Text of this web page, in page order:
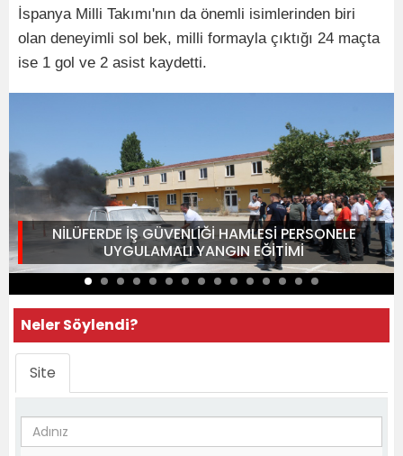
İspanya Milli Takımı'nın da önemli isimlerinden biri
olan deneyimli sol bek, milli formayla çıktığı 24 maçta
ise 1 gol ve 2 asist kaydetti.
NİLÜFERDE İŞ GÜVENLİĞİ HAMLESİ PERSONELE
UYGULAMALI YANGIN EĞİTİMİ
Neler Söylendi?
Site